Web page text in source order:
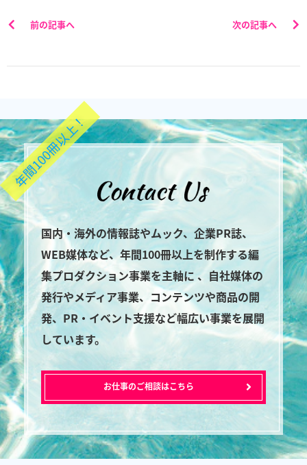
前の記事へ 次の記事へ
年間100冊以上！
国内・海外の情報誌やムック、企業PR誌、
WEB媒体など、年間100冊以上を制作する編
集プロダクション事業を主軸に 、自社媒体の
発行やメディア事業、コンテンツや商品の開
発、PR・イベント支援など幅広い事業を展開
しています。
お仕事のご相談はこちら